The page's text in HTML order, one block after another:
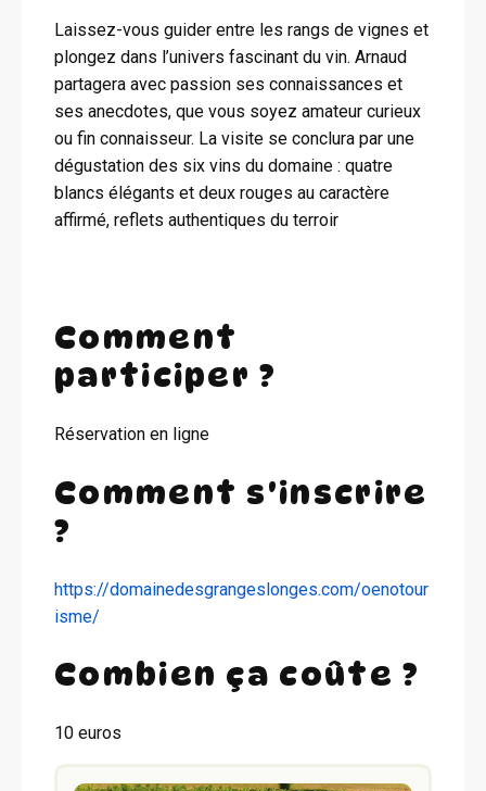
Laissez-vous guider entre les rangs de vignes et
plongez dans l’univers fascinant du vin. Arnaud
partagera avec passion ses connaissances et
ses anecdotes, que vous soyez amateur curieux
ou fin connaisseur. La visite se conclura par une
dégustation des six vins du domaine : quatre
blancs élégants et deux rouges au caractère
affirmé, reflets authentiques du terroir
Comment
participer ?
Réservation en ligne
Comment s'inscrire
?
https://domainedesgrangeslonges.com/oenotour
isme/
Combien ça coûte ?
10 euros